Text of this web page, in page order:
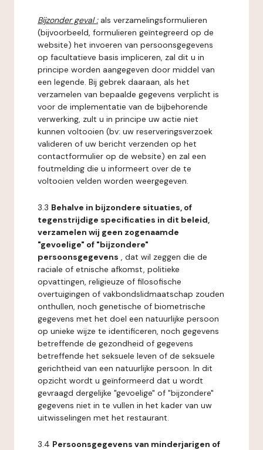
Bijzonder geval : als verzamelingsformulieren
(bijvoorbeeld, formulieren geïntegreerd op de
website) het invoeren van persoonsgegevens
op facultatieve basis impliceren, zal dit u in
principe worden aangegeven door middel van
een legende. Bij gebrek daaraan, als het
verzamelen van bepaalde gegevens verplicht is
voor de implementatie van de bijbehorende
verwerking, zult u in principe uw actie niet
kunnen voltooien (bv: uw reserveringsverzoek
valideren of uw bericht verzenden op het
contactformulier op de website) en zal een
foutmelding die u informeert over de te
voltooien velden worden weergegeven.
3.3 Behalve in bijzondere situaties, of
tegenstrijdige specificaties in dit beleid,
verzamelen wij geen zogenaamde
"gevoelige" of "bijzondere"
persoonsgegevens , dat wil zeggen die de
raciale of etnische afkomst, politieke
opvattingen, religieuze of filosofische
overtuigingen of vakbondslidmaatschap zouden
onthullen, noch genetische of biometrische
gegevens met het doel een natuurlijke persoon
op unieke wijze te identificeren, noch gegevens
betreffende de gezondheid of gegevens
betreffende het seksuele leven of de seksuele
gerichtheid van een natuurlijke persoon. In dit
opzicht wordt u geïnformeerd dat u wordt
gevraagd dergelijke "gevoelige" of "bijzondere"
gegevens niet in te vullen in het kader van uw
uitwisselingen met het restaurant.
3.4 Persoonsgegevens van minderjarigen of